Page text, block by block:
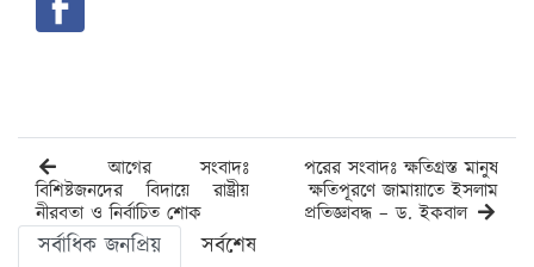
আগের সংবাদঃ
বিশিষ্টজনদের বিদায়ে রাষ্ট্রীয়
নীরবতা ও নির্বাচিত শোক
পরের সংবাদঃ ক্ষতিগ্রস্ত মানুষ
ক্ষতিপূরণে জামায়াতে ইসলাম
প্রতিজ্ঞাবদ্ধ – ড. ইকবাল
সর্বাধিক জনপ্রিয়
সর্বশেষ